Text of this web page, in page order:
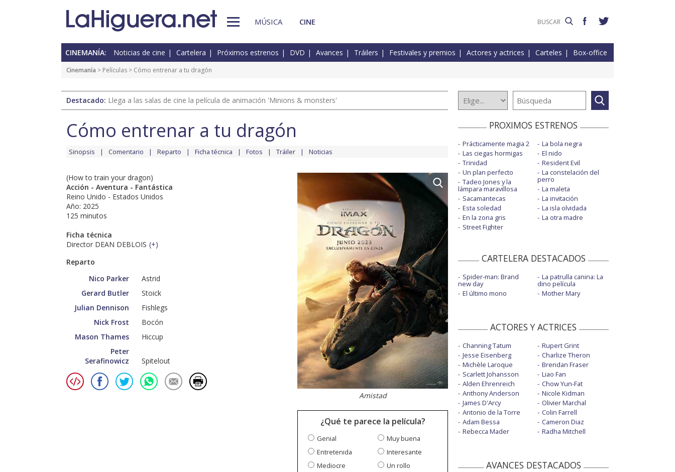
MÚSICA CINE
CINEMANÍA: Noticias de cine Cartelera Próximos estrenos DVD Avances Tráilers Festivales y premios Actores y actrices Carteles Box-office
Cinemanía > Películas > Cómo entrenar a tu dragón
Destacado: Llega a las salas de cine la película de animación 'Minions & monsters'
Cómo entrenar a tu dragón
Sinopsis Comentario Reparto Ficha técnica Fotos Tráiler Noticias
(How to train your dragon)
Acción - Aventura - Fantástica
Reino Unido - Estados Unidos
Año: 2025
125 minutos
Ficha técnica
Director DEAN DEBLOIS (+)
Reparto
Nico Parker
Astrid
Gerard Butler
Stoick
Julian Dennison
Fishlegs
Nick Frost
Bocón
Mason Thames
Hiccup
Peter
Serafinowicz
Spitelout
Amistad
¿Qué te parece la película?
Genial
Muy buena
Entretenida
Interesante
Mediocre
Un rollo
PROXIMOS ESTRENOS
Prácticamente magia 2
Las ciegas hormigas
Trinidad
Un plan perfecto
Tadeo Jones y la
lámpara maravillosa
Sacamantecas
Esta soledad
En la zona gris
Street Fighter
La bola negra
El nido
Resident Evil
La constelación del
perro
La maleta
La invitación
La isla olvidada
La otra madre
CARTELERA DESTACADOS
Spider-man: Brand
new day
El último mono
La patrulla canina: La
dino película
Mother Mary
ACTORES Y ACTRICES
Channing Tatum
Jesse Eisenberg
Michèle Laroque
Scarlett Johansson
Alden Ehrenreich
Anthony Anderson
James D'Arcy
Antonio de la Torre
Adam Bessa
Rebecca Mader
Rupert Grint
Charlize Theron
Brendan Fraser
Liao Fan
Chow Yun-Fat
Nicole Kidman
Olivier Marchal
Colin Farrell
Cameron Diaz
Radha Mitchell
AVANCES DESTACADOS